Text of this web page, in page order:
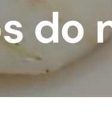
do